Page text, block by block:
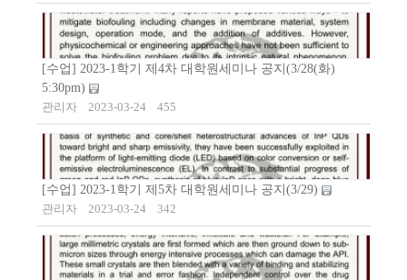
[수업] 2023-1학기 제4차 대학원세미나 공지(3/28(화)
5:30pm)
관리자
2023-03-24 455
[수업] 2023-1학기 제5차 대학원세미나 공지(3/29)
관리자
2023-03-24 342